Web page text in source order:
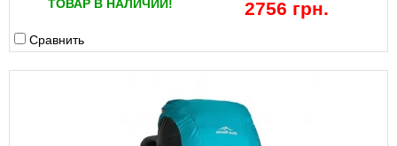
ТОВАР В НАЛИЧИИ!
2756 грн.
Сравнить